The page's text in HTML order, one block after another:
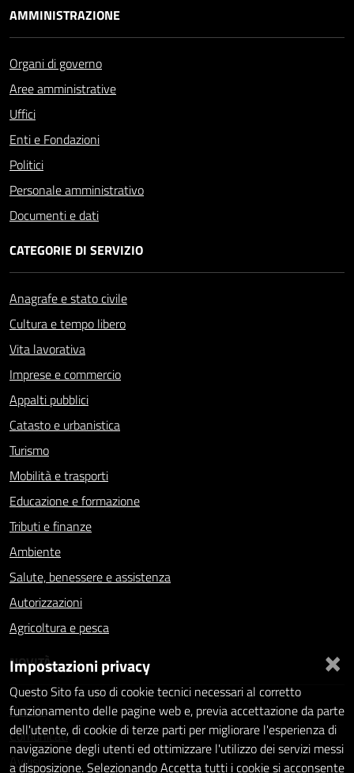
AMMINISTRAZIONE
Organi di governo
Aree amministrative
Uffici
Enti e Fondazioni
Politici
Personale amministrativo
Documenti e dati
CATEGORIE DI SERVIZIO
Anagrafe e stato civile
Cultura e tempo libero
Vita lavorativa
Imprese e commercio
Appalti pubblici
Catasto e urbanistica
Turismo
Mobilità e trasporti
Educazione e formazione
Tributi e finanze
Ambiente
Salute, benessere e assistenza
Autorizzazioni
Agricoltura e pesca
NOVITÀ
Notizie
Comunicati
Avvisi
×
Impostazioni privacy
Questo Sito fa uso di cookie tecnici necessari al corretto
funzionamento delle pagine web e, previa accettazione da parte
dell'utente, di cookie di terze parti per migliorare l'esperienza di
navigazione degli utenti ed ottimizzare l'utilizzo dei servizi messi
a disposizione. Selezionando Accetta tutti i cookie si acconsente